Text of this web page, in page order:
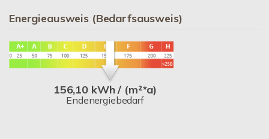
Energieausweis (Bedarfsausweis)
156,10 kWh / (m²*a)
Endenergiebedarf